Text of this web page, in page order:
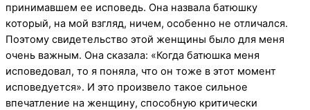
принимавшем ее исповедь. Она назвала батюшку
который, на мой взгляд, ничем, особенно не отличался.
Поэтому свидетельство этой женщины было для меня
очень важным. Она сказала: «Когда батюшка меня
исповедовал, то я поняла, что он тоже в этот момент
исповедуется». И это произвело такое сильное
впечатление на женщину, способную критически